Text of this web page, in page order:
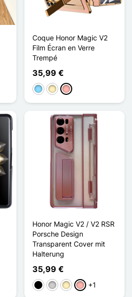
Coque Honor Magic V2
Film Écran en Verre
Trempé
35,99 €
HellblauGoldenRoségold
Honor Magic V2 / V2 RSR
Porsche Design
Transparent Cover mit
Halterung
35,99 €
Schwarz
SilberGoldenRoségold
+1